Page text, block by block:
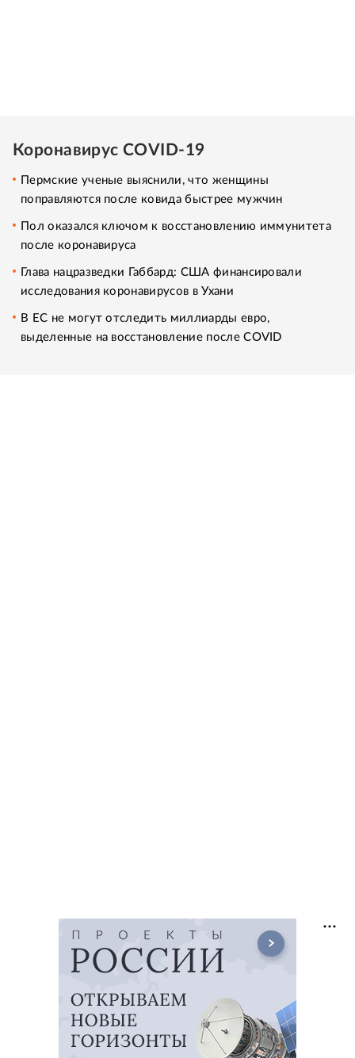
Коронавирус COVID-19
Пермские ученые выяснили, что женщины
поправляются после ковида быстрее мужчин
Пол оказался ключом к восстановлению иммунитета
после коронавируса
Глава нацразведки Габбард: США финансировали
исследования коронавирусов в Ухани
В ЕС не могут отследить миллиарды евро,
выделенные на восстановление после COVID